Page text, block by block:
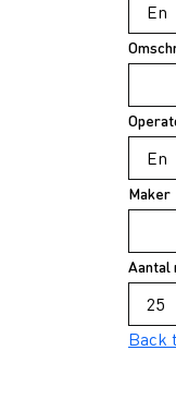
Maker
Aantal
Back